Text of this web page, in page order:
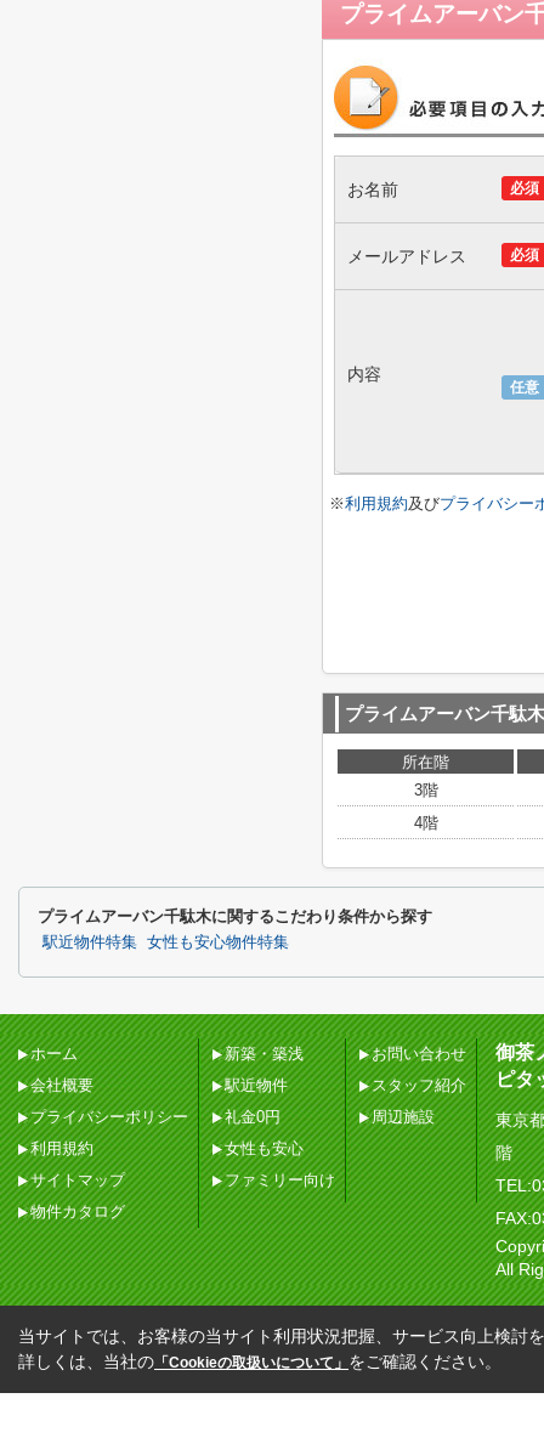
プライムアーバン
必須
お名前
必須
メールアドレス
任意
内容
※利用規約及びプライバシー
プライムアーバン千駄木
所在階
3階
4階
プライムアーバン千駄木に関するこだわり条件から探す
駅近物件特集 女性も安心物件特集
ホーム
会社概要
プライバシーポリシー
利用規約
サイトマップ
物件カタログ
新築・築浅
駅近物件
礼金0円
女性も安心
ファミリー向け
お問い合わせ
スタッフ紹介
周辺施設
御茶
ピタ
東京
階
All
当サイトでは、お客様の当サイト利用状況把握、サービス向上検討
詳しくは、当社の 「Cookieの取扱いについて」 をご確認ください。